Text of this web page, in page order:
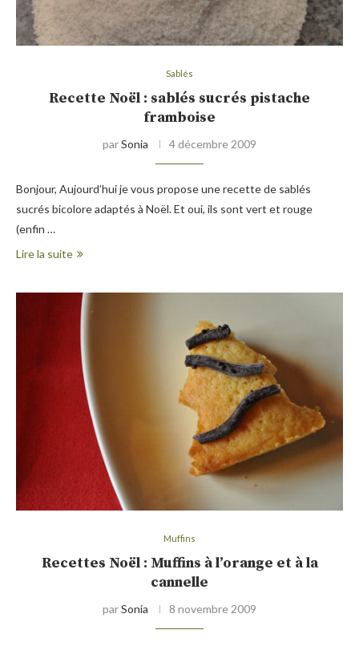
Sablés
Recette Noël : sablés sucrés pistache
framboise
parSonia 4 décembre 2009
Bonjour, Aujourd’hui je vous propose une recette de sablés
sucrés bicolore adaptés à Noël. Et oui, ils sont vert et rouge
(enfin …
Lire la suite
Muffins
Recettes Noël : Muffins à l’orange et à la
cannelle
parSonia 8 novembre 2009